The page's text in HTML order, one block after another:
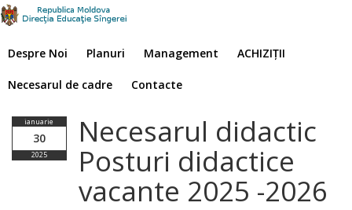
Despre Noi Planuri Management ACHIZIȚII
Necesarul de cadre Contacte
ianuarie
30
2025
Necesarul didactic
Posturi didactice
vacante 2025 -2026